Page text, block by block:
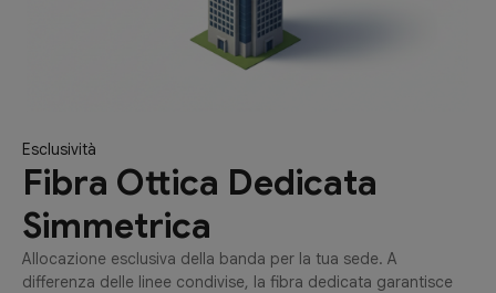
Esclusività
Fibra Ottica Dedicata
Simmetrica
Allocazione esclusiva della banda per la tua sede. A
differenza delle linee condivise, la fibra dedicata garantisce